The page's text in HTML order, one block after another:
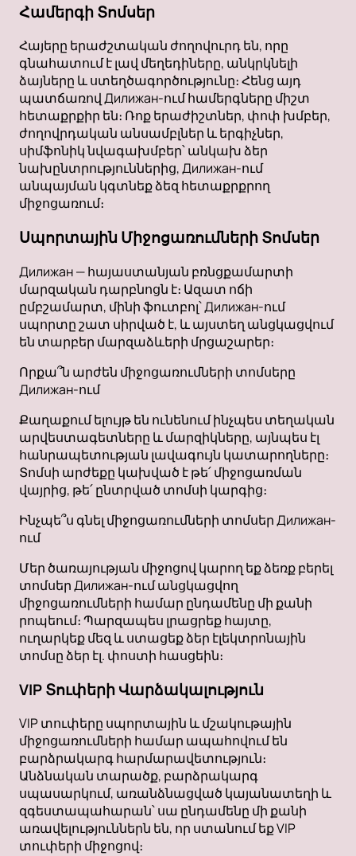
Համերգի Տոմսեր
Հայերը երաժշտական ժողովուրդ են, որը
գնահատում է լավ մեղեդիները, անկրկնելի
ձայները և ստեղծագործությունը։ Հենց այդ
պատճառով Дилижан-ում համերգները միշտ
հետաքրքիր են։ Ռոք երաժիշտներ, փոփ խմբեր,
ժողովրդական անսամբլներ և երգիչներ,
սիմֆոնիկ նվագախմբեր՝ անկախ ձեր
նախընտրություններից, Дилижан-ում
անպայման կգտնեք ձեզ հետաքրքրող
միջոցառում։
Սպորտային Միջոցառումների Տոմսեր
Дилижан — հայաստանյան բռնցքամարտի
մարզական դարբնոցն է։ Ազատ ոճի
ըմբշամարտ, մինի ֆուտբոլ՝ Дилижан-ում
սպորտը շատ սիրված է, և այստեղ անցկացվում
են տարբեր մարզաձևերի մրցաշարեր։
Որքա՞ն արժեն միջոցառումների տոմսերը
Дилижан-ում
Քաղաքում ելույթ են ունենում ինչպես տեղական
արվեստագետները և մարզիկները, այնպես էլ
հանրապետության լավագույն կատարողները։
Տոմսի արժեքը կախված է թե՛ միջոցառման
վայրից, թե՛ ընտրված տոմսի կարգից։
Ինչպե՞ս գնել միջոցառումների տոմսեր Дилижан-
ում
Մեր ծառայության միջոցով կարող եք ձեռք բերել
տոմսեր Дилижан-ում անցկացվող
միջոցառումների համար ընդամենը մի քանի
րոպեում։ Պարզապես լրացրեք հայտը,
ուղարկեք մեզ և ստացեք ձեր էլեկտրոնային
տոմսը ձեր էլ. փոստի հասցեին։
VIP Տուփերի Վարձակալություն
VIP տուփերը սպորտային և մշակութային
միջոցառումների համար ապահովում են
բարձրակարգ հարմարավետություն։
Անձնական տարածք, բարձրակարգ
սպասարկում, առանձնացված կայանատեղի և
զգեստապահարան՝ սա ընդամենը մի քանի
առավելություններն են, որ ստանում եք VIP
տուփերի միջոցով։